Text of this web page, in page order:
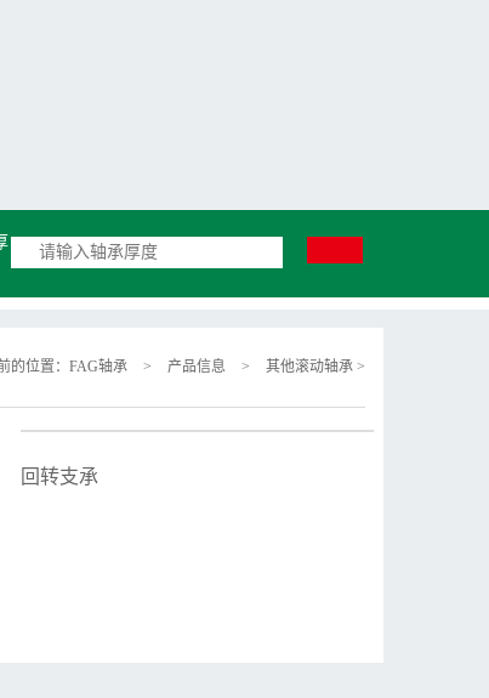
的位置： FAG轴承 > 产品信息 > 其他滚动轴承 >
回转支承